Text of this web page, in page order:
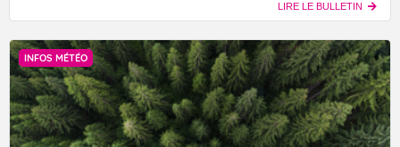
LIRE LE BULLETIN
INFOS MÉTÉO